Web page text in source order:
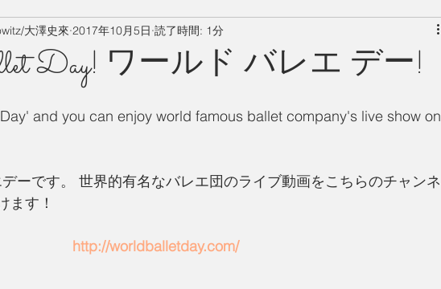
on? 教育 List of Events
News
Day! ワールド バレエ デー!
大澤史來 2017年10月5日 読了時間: 1分
and you can enjoy world famous ballet company's live show on
ーです。 世界的有名なバレエ団のライブ動画をこちらのチャンネ
ます！
http://worldballetday.com/